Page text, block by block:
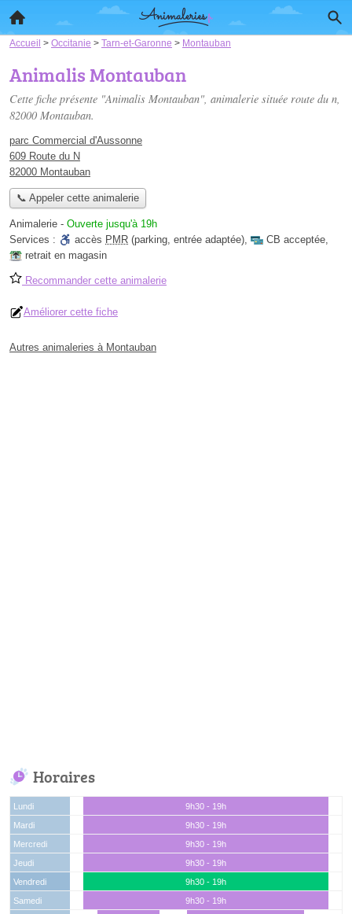
Accueil > Occitanie > Tarn-et-Garonne > Montauban
Animalis Montauban
Cette fiche présente "Animalis Montauban", animalerie située route du n,
82000 Montauban.
parc Commercial d'Aussonne
609 Route du N
82000 Montauban
📞 Appeler cette animalerie
Animalerie - Ouverte jusqu'à 19h
Services :
accès PMR (parking, entrée adaptée), CB acceptée,
retrait en magasin
Recommander cette animalerie
Améliorer cette fiche
Autres animaleries à Montauban
Horaires
Lundi
9h30 - 19h
Mardi
9h30 - 19h
Mercredi
9h30 - 19h
Jeudi
9h30 - 19h
Vendredi
9h30 - 19h
Samedi
9h30 - 19h